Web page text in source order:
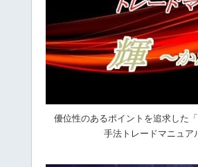
優位性のあるポイントを追求した
手法トレードマニュア